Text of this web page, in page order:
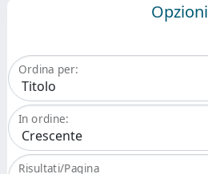
Opzioni
Ordina per:
In ordine:
Risultati/Pagina